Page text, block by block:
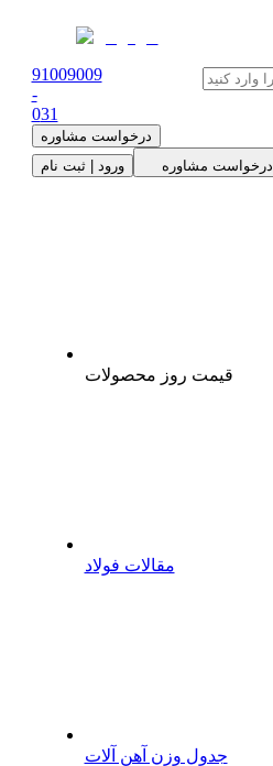
91009009
-
031
درخواست مشاوره
ورود | ثبت نام
درخواست مشاوره
قیمت روز محصولات
مقالات فولاد
جدول وزن آهن آلات